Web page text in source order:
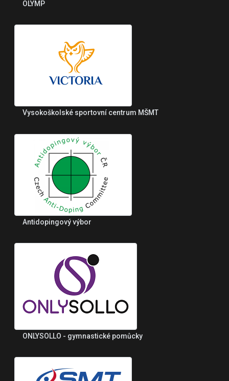
OLYMP
Vysokoškolské sportovní centrum MŠMT
Antidopingový výbor
ONLYSOLLO - gymnastické pomůcky